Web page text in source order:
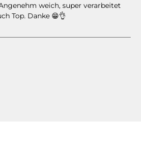
weich, super verarbeitet
Top. Danke 😁👌